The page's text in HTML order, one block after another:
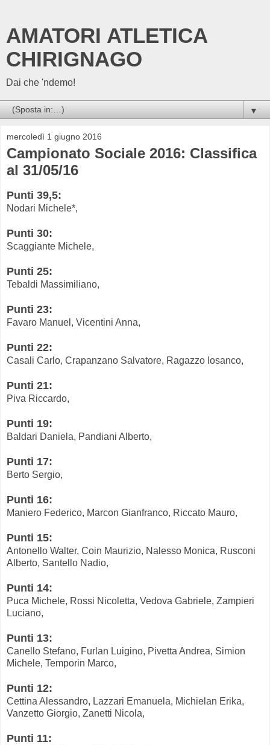
AMATORI ATLETICA
CHIRIGNAGO
Dai che 'ndemo!
▼
mercoledì 1 giugno 2016
Campionato Sociale 2016: Classifica
al 31/05/16
Punti 39,5:
Nodari Michele*,
Punti 30:
Scaggiante Michele,
Punti 25:
Tebaldi Massimiliano,
Punti 23:
Favaro Manuel, Vicentini Anna,
Punti 22:
Casali Carlo, Crapanzano Salvatore, Ragazzo Iosanco,
Punti 21:
Piva Riccardo,
Punti 19:
Baldari Daniela, Pandiani Alberto,
Punti 17:
Berto Sergio,
Punti 16:
Maniero Federico, Marcon Gianfranco, Riccato Mauro,
Punti 15:
Antonello Walter, Coin Maurizio, Nalesso Monica, Rusconi
Alberto, Santello Nadio,
Punti 14:
Puca Michele, Rossi Nicoletta, Vedova Gabriele, Zampieri
Luciano,
Punti 13:
Canello Stefano, Furlan Luigino, Pivetta Andrea, Simion
Michele, Temporin Marco,
Punti 12:
Cettina Alessandro, Lazzari Emanuela, Michielan Erika,
Vanzetto Giorgio, Zanetti Nicola,
Punti 11: